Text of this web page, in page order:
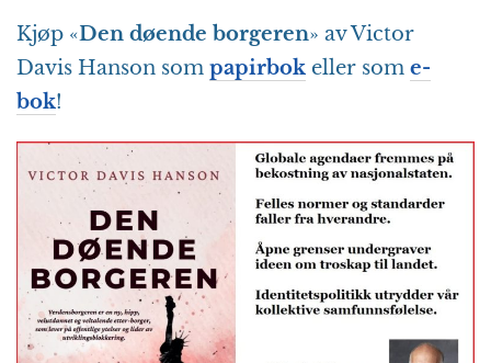
Kjøp «Den døende borgeren» av Victor
Davis Hanson som papirbok eller som e-
bok!